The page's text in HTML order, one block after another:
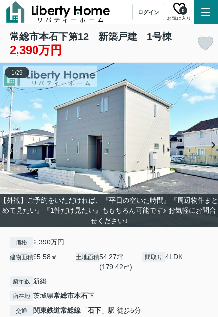
ログイン
お気に入り
0
常総市本石下第12 新築戸建 1号棟
2,390万円
【外観】ご予約をいただければ、『平日の空いた時間』『周辺物件まと
めて見たい』『1件だけ見たい』ももちろん可能です♪ お気軽にお問合
せください♪
1/29
価格 2,390万円
建物面積95.58㎡ 土地面積54.27坪
(179.42㎡)
間取り 4LDK
築年数 新築
所在地 茨城県常総市本石下
交通 関東鉄道常総線 「石下 」駅 徒歩5分